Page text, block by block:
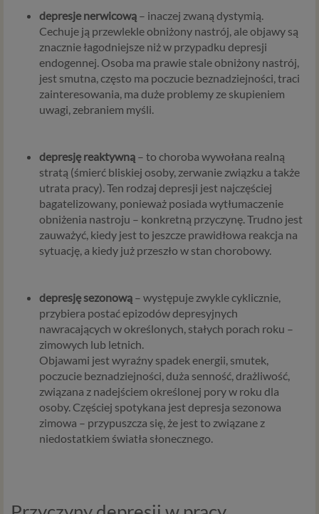
depresje nerwicową – inaczej zwaną dystymią.
Cechuje ją przewlekle obniżony nastrój, ale objawy są
znacznie łagodniejsze niż w przypadku depresji
endogennej. Osoba ma prawie stale obniżony nastrój,
jest smutna, często ma poczucie beznadziejności, traci
zainteresowania, ma duże problemy ze skupieniem
uwagi, zebraniem myśli.
depresję reaktywną – to choroba wywołana realną
stratą (śmierć bliskiej osoby, zerwanie związku a także
utrata pracy). Ten rodzaj depresji jest najczęściej
bagatelizowany, ponieważ posiada wytłumaczenie
obniżenia nastroju – konkretną przyczynę. Trudno jest
zauważyć, kiedy jest to jeszcze prawidłowa reakcja na
sytuację, a kiedy już przeszło w stan chorobowy.
depresję sezonową – występuje zwykle cyklicznie,
przybiera postać epizodów depresyjnych
nawracających w określonych, stałych porach roku –
zimowych lub letnich.
Objawami jest wyraźny spadek energii, smutek,
poczucie beznadziejności, duża senność, drażliwość,
związana z nadejściem określonej pory w roku dla
osoby. Częściej spotykana jest depresja sezonowa
zimowa – przypuszcza się, że jest to związane z
niedostatkiem światła słonecznego.